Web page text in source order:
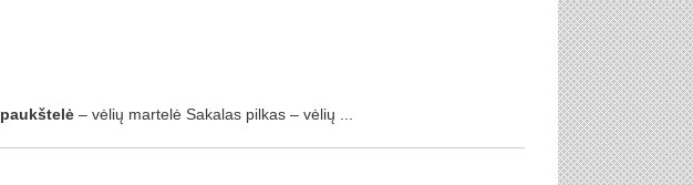
paukštelė– vėlių martelė Sakalas pilkas – vėlių ...